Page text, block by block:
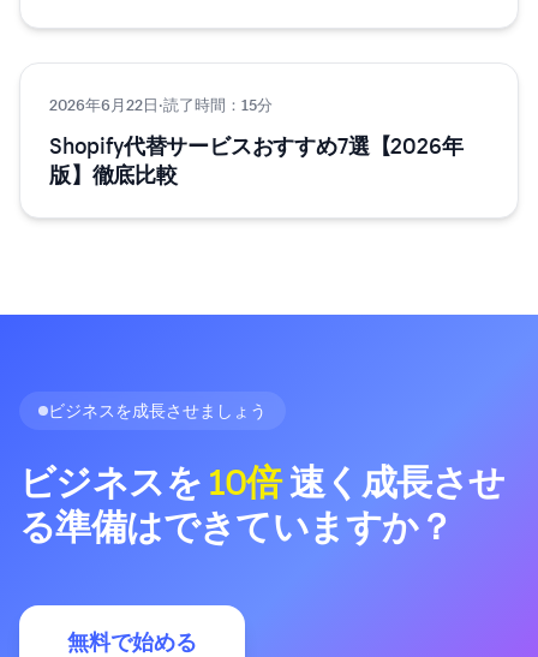
Eコマース
2026年6月22日·読了時間：15分
Shopify代替サービスおすすめ7選【2026年
版】徹底比較
ビジネスを成長させましょう
ビジネスを 10倍速く成長させ
る準備はできていますか？
無料で始める